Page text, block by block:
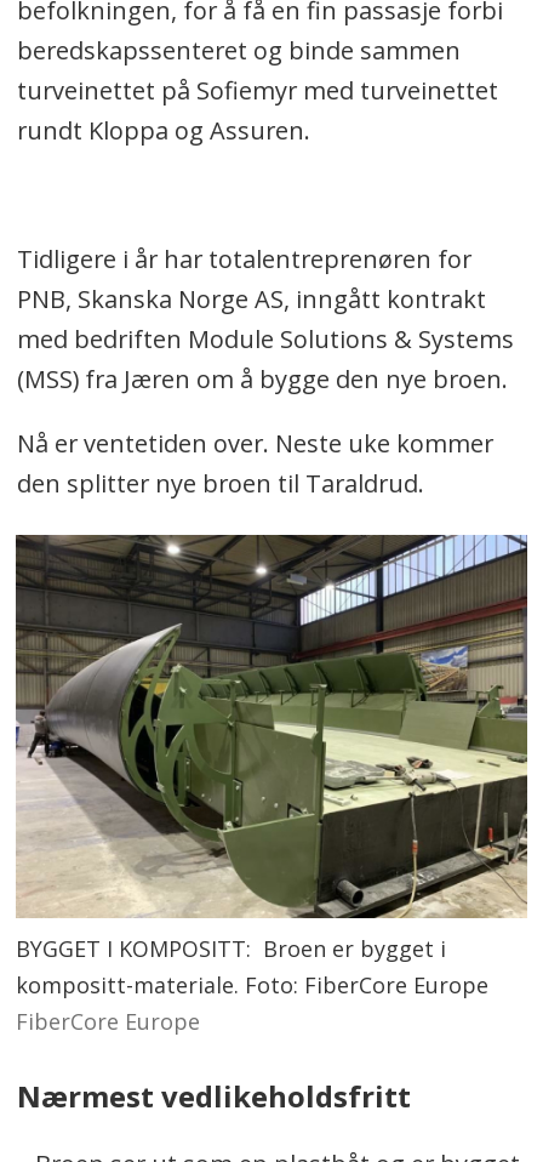
befolkningen, for å få en fin passasje forbi
beredskapssenteret og binde sammen
turveinettet på Sofiemyr med turveinettet
rundt Kloppa og Assuren.
Tidligere i år har totalentreprenøren for
PNB, Skanska Norge AS, inngått kontrakt
med bedriften Module Solutions & Systems
(MSS) fra Jæren om å bygge den nye broen.
Nå er ventetiden over. Neste uke kommer
den splitter nye broen til Taraldrud.
BYGGET I KOMPOSITT: Broen er bygget i
kompositt-materiale. Foto: FiberCore Europe
FiberCore Europe
Nærmest vedlikeholdsfritt